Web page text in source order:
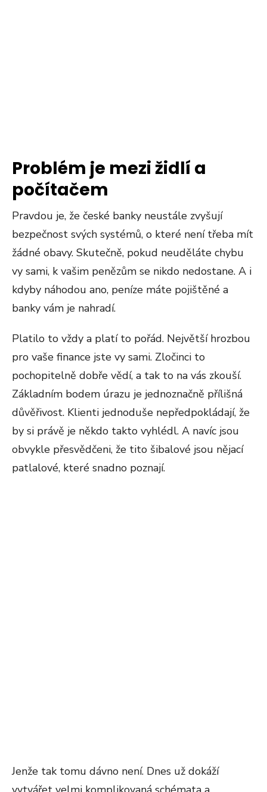
Problém je mezi židlí a
počítačem
Pravdou je, že české banky neustále zvyšují
bezpečnost svých systémů, o které není třeba mít
žádné obavy. Skutečně, pokud neuděláte chybu
vy sami, k vašim penězům se nikdo nedostane. A i
kdyby náhodou ano, peníze máte pojištěné a
banky vám je nahradí.
Platilo to vždy a platí to pořád. Největší hrozbou
pro vaše finance jste vy sami. Zločinci to
pochopitelně dobře vědí, a tak to na vás zkouší.
Základním bodem úrazu je jednoznačně přílišná
důvěřivost. Klienti jednoduše nepředpokládají, že
by si právě je někdo takto vyhlédl. A navíc jsou
obvykle přesvědčeni, že tito šibalové jsou nějací
patlalové, které snadno poznají.
Jenže tak tomu dávno není. Dnes už dokáží